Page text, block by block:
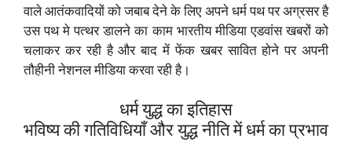
वाले आतंकवादियों को जबाब देने के लिए अपने धर्म पथ पर अग्रसर है
उस पथ मे पत्थर डालने का काम भारतीय मीडिया एडवांस खबरों को
चलाकर कर रही है और बाद में फेंक खबर सावित होने पर अपनी
तौहीनी नेशनल मीडिया करवा रही है।
धर्म युद्ध का इतिहास
भविष्य की गतिविधियाँ और युद्ध नीति में धर्म का प्रभाव